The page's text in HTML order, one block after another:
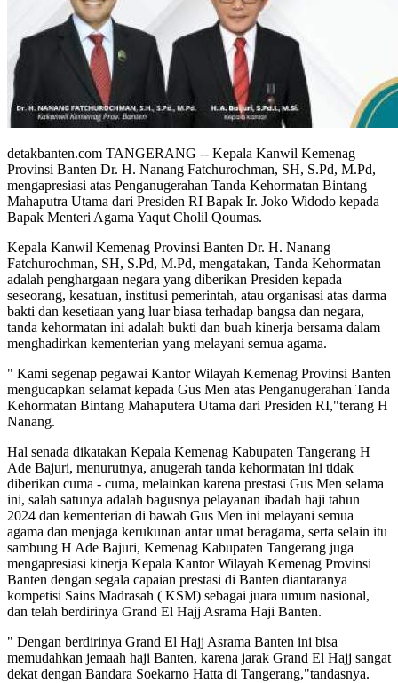
detakbanten.com TANGERANG -- Kepala Kanwil Kemenag
Provinsi Banten Dr. H. Nanang Fatchurochman, SH, S.Pd, M.Pd,
mengapresiasi atas Penganugerahan Tanda Kehormatan Bintang
Mahaputra Utama dari Presiden RI Bapak Ir. Joko Widodo kepada
Bapak Menteri Agama Yaqut Cholil Qoumas.
Kepala Kanwil Kemenag Provinsi Banten Dr. H. Nanang
Fatchurochman, SH, S.Pd, M.Pd, mengatakan, Tanda Kehormatan
adalah penghargaan negara yang diberikan Presiden kepada
seseorang, kesatuan, institusi pemerintah, atau organisasi atas darma
bakti dan kesetiaan yang luar biasa terhadap bangsa dan negara,
tanda kehormatan ini adalah bukti dan buah kinerja bersama dalam
menghadirkan kementerian yang melayani semua agama.
" Kami segenap pegawai Kantor Wilayah Kemenag Provinsi Banten
mengucapkan selamat kepada Gus Men atas Penganugerahan Tanda
Kehormatan Bintang Mahaputera Utama dari Presiden RI,"terang H
Nanang.
Hal senada dikatakan Kepala Kemenag Kabupaten Tangerang H
Ade Bajuri, menurutnya, anugerah tanda kehormatan ini tidak
diberikan cuma - cuma, melainkan karena prestasi Gus Men selama
ini, salah satunya adalah bagusnya pelayanan ibadah haji tahun
2024 dan kementerian di bawah Gus Men ini melayani semua
agama dan menjaga kerukunan antar umat beragama, serta selain itu
sambung H Ade Bajuri, Kemenag Kabupaten Tangerang juga
mengapresiasi kinerja Kepala Kantor Wilayah Kemenag Provinsi
Banten dengan segala capaian prestasi di Banten diantaranya
kompetisi Sains Madrasah ( KSM) sebagai juara umum nasional,
dan telah berdirinya Grand El Hajj Asrama Haji Banten.
" Dengan berdirinya Grand El Hajj Asrama Banten ini bisa
memudahkan jemaah haji Banten, karena jarak Grand El Hajj sangat
dekat dengan Bandara Soekarno Hatta di Tangerang,"tandasnya.